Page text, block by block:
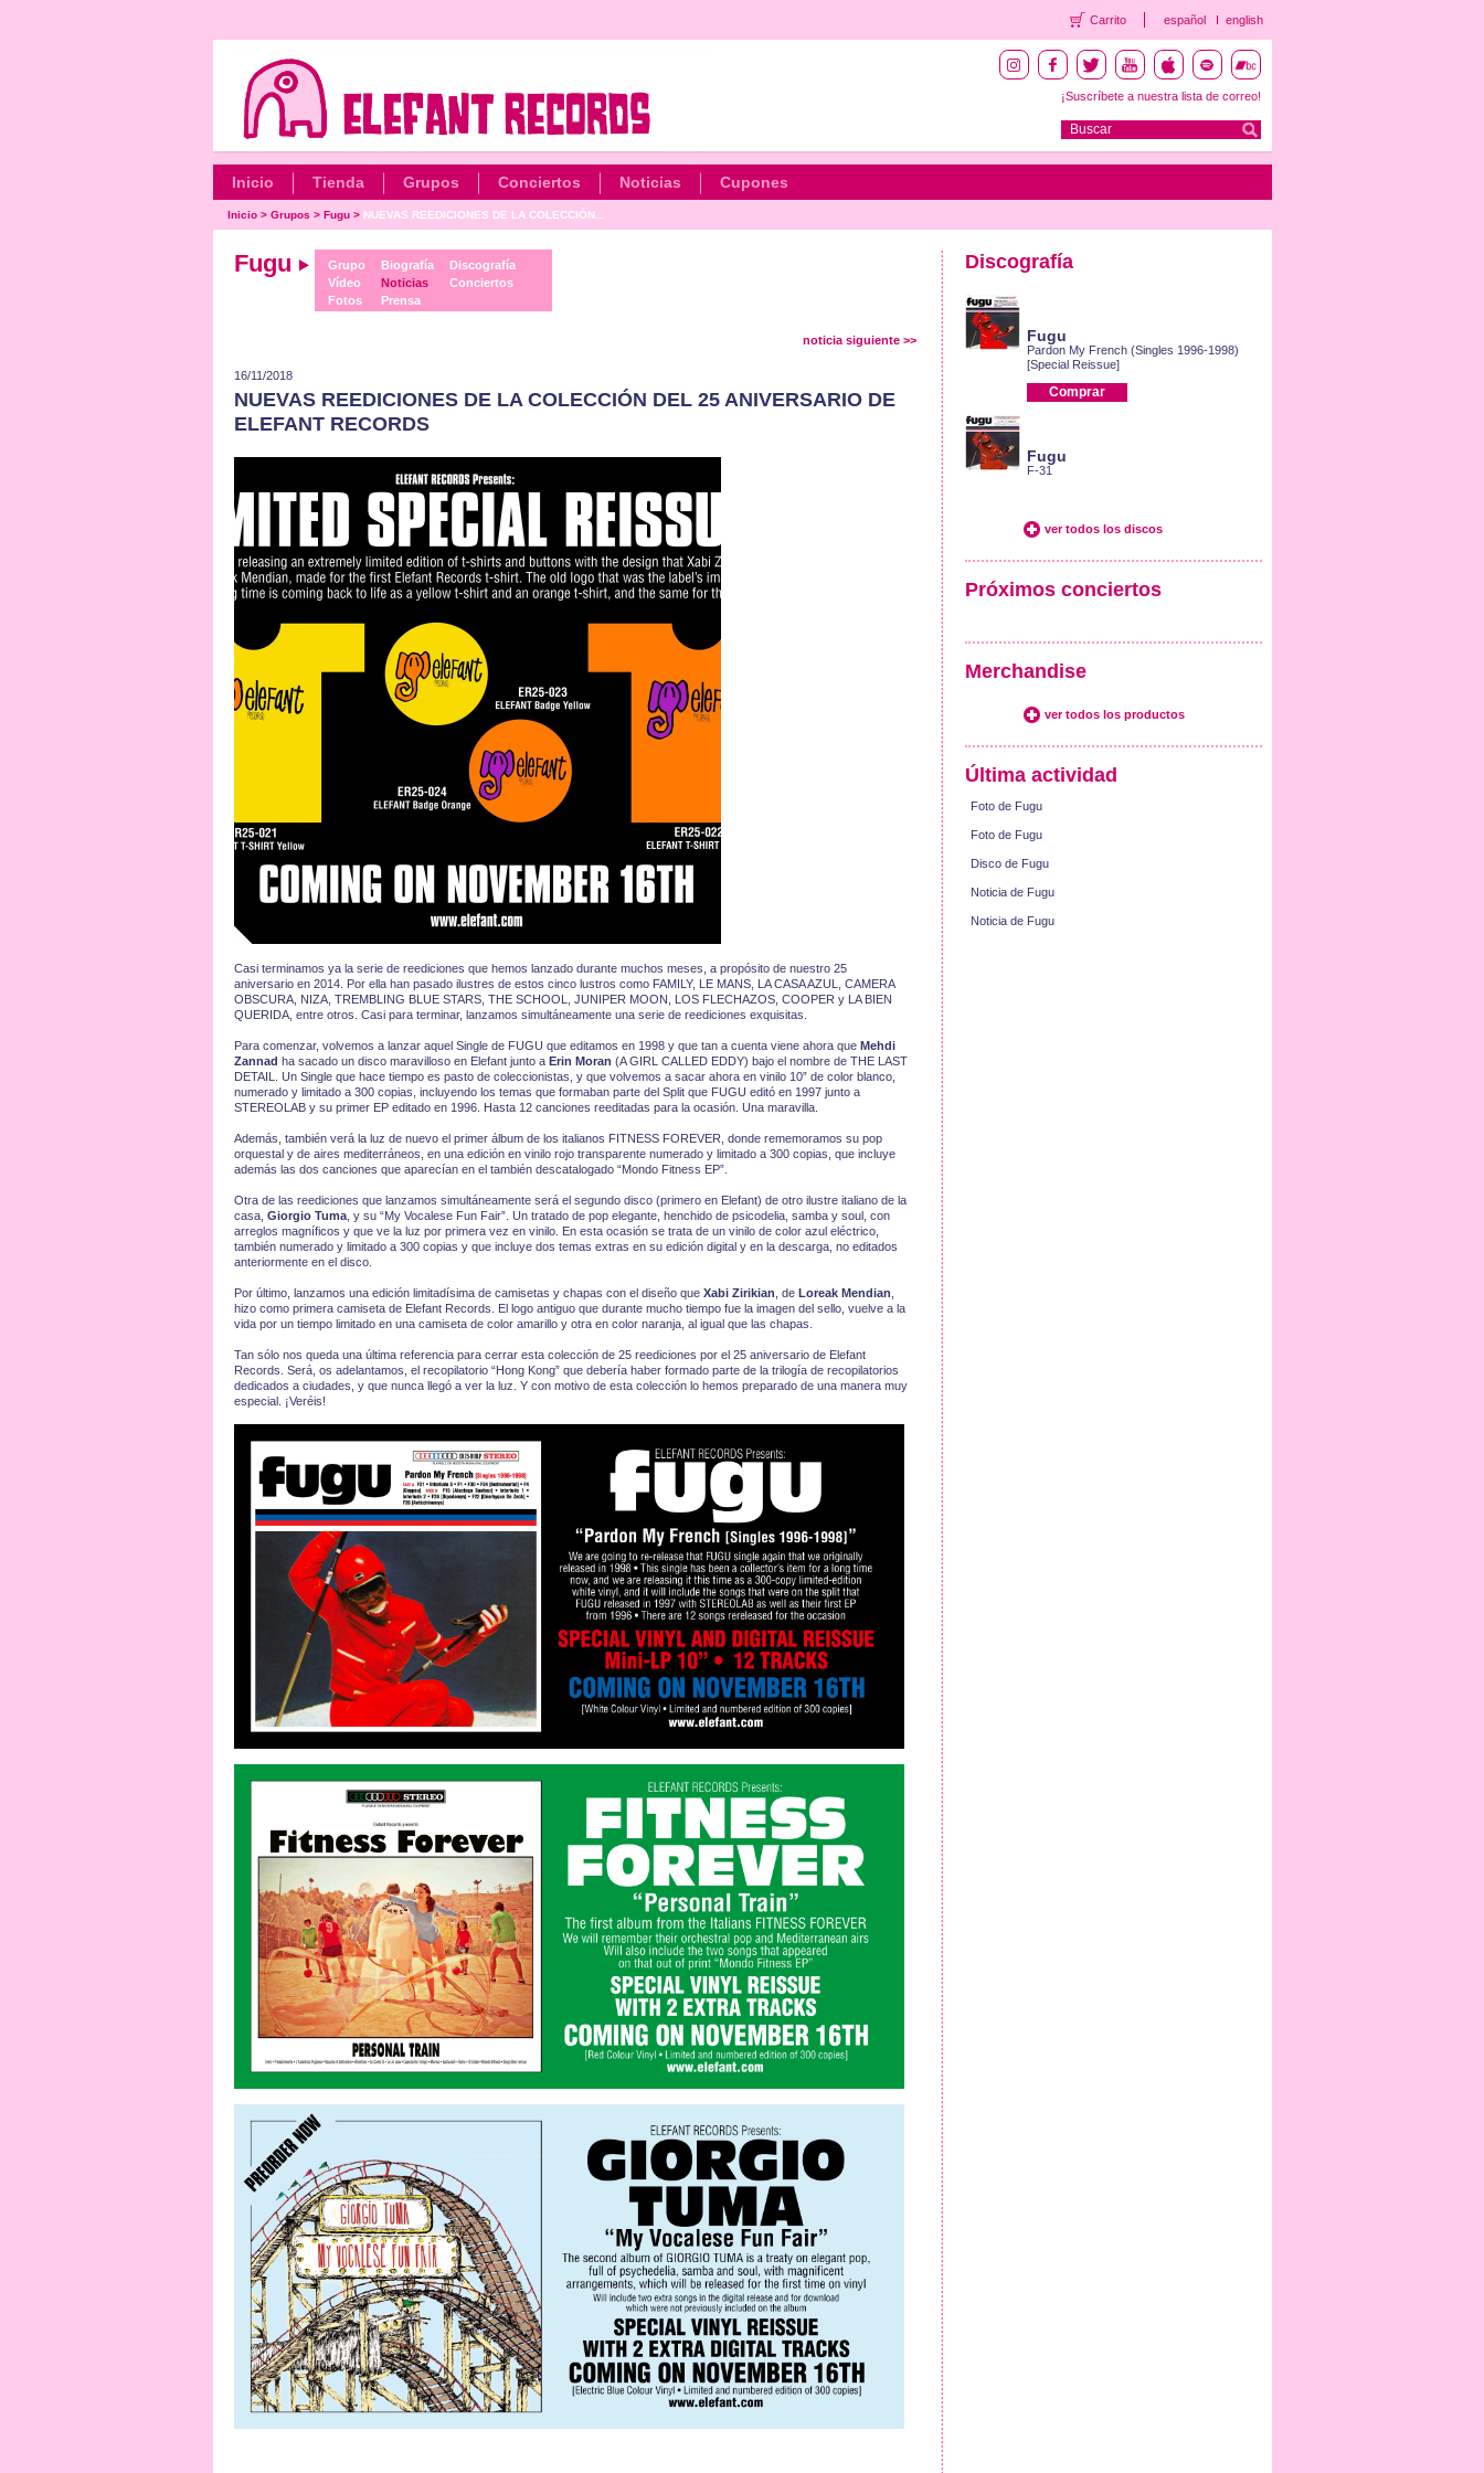
Carrito español english
¡Suscríbete a nuestra lista de correo!
Inicio Tienda Grupos Conciertos Noticias Cupones
Inicio> Grupos > Fugu> NUEVAS REEDICIONES DE LA COLECCIÓN...
Fugu
Grupo
Vídeo
Fotos
Biografía
Noticias
Prensa
Discografía
Conciertos
noticia siguiente >>
16/11/2018
NUEVAS REEDICIONES DE LA COLECCIÓN DEL 25 ANIVERSARIO DE
ELEFANT RECORDS
Casi terminamos ya la serie de reediciones que hemos lanzado durante muchos meses, a propósito de nuestro 25
aniversario en 2014. Por ella han pasado ilustres de estos cinco lustros como FAMILY, LE MANS, LA CASA AZUL, CAMERA
OBSCURA, NIZA, TREMBLING BLUE STARS, THE SCHOOL, JUNIPER MOON, LOS FLECHAZOS, COOPER y LA BIEN
QUERIDA, entre otros. Casi para terminar, lanzamos simultáneamente una serie de reediciones exquisitas.
Para comenzar, volvemos a lanzar aquel Single de FUGU que editamos en 1998 y que tan a cuenta viene ahora que Mehdi
Zannad ha sacado un disco maravilloso en Elefant junto a Erin Moran (A GIRL CALLED EDDY) bajo el nombre de THE LAST
DETAIL. Un Single que hace tiempo es pasto de coleccionistas, y que volvemos a sacar ahora en vinilo 10” de color blanco,
numerado y limitado a 300 copias, incluyendo los temas que formaban parte del Split que FUGU editó en 1997 junto a
STEREOLAB y su primer EP editado en 1996. Hasta 12 canciones reeditadas para la ocasión. Una maravilla.
Además, también verá la luz de nuevo el primer álbum de los italianos FITNESS FOREVER, donde rememoramos su pop
orquestal y de aires mediterráneos, en una edición en vinilo rojo transparente numerado y limitado a 300 copias, que incluye
además las dos canciones que aparecían en el también descatalogado “Mondo Fitness EP”.
Otra de las reediciones que lanzamos simultáneamente será el segundo disco (primero en Elefant) de otro ilustre italiano de la
casa, Giorgio Tuma, y su “My Vocalese Fun Fair”. Un tratado de pop elegante, henchido de psicodelia, samba y soul, con
arreglos magníficos y que ve la luz por primera vez en vinilo. En esta ocasión se trata de un vinilo de color azul eléctrico,
también numerado y limitado a 300 copias y que incluye dos temas extras en su edición digital y en la descarga, no editados
anteriormente en el disco.
Por último, lanzamos una edición limitadísima de camisetas y chapas con el diseño que Xabi Zirikian , de Loreak Mendian
hizo como primera camiseta de Elefant Records. El logo antiguo que durante mucho tiempo fue la imagen del sello, vuelve a la
vida por un tiempo limitado en una camiseta de color amarillo y otra en color naranja, al igual que las chapas.
Tan sólo nos queda una última referencia para cerrar esta colección de 25 reediciones por el 25 aniversario de Elefant
Records. Será, os adelantamos, el recopilatorio “Hong Kong” que debería haber formado parte de la trilogía de recopilatorios
dedicados a ciudades, y que nunca llegó a ver la luz. Y con motivo de esta colección lo hemos preparado de una manera muy
especial. ¡Veréis!
Discografía
Fugu
Pardon My French (Singles 1996-1998)
[Special Reissue]
Comprar
Fugu
F-31
ver todos los discos
Próximos conciertos
Merchandise
ver todos los productos
Última actividad
Foto de Fugu
Foto de Fugu
Disco de Fugu
Noticia de Fugu
Noticia de Fugu